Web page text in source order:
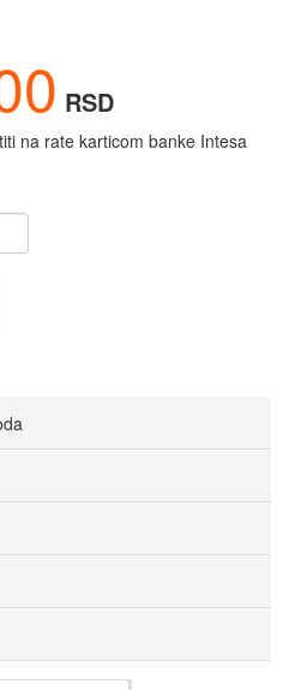
RSD
na rate karticom banke Intesa